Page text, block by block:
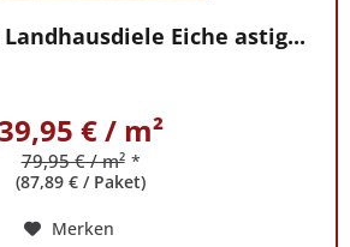
Eiche astig...
39,95 € / m²
79,95 € / m² *
(87,89 € / Paket)
Merken